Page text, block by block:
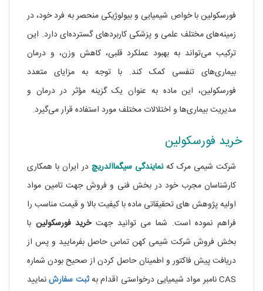
فورسکولین با خواص شیمیایی و بیولوژیکی منحصر به فرد خود، در
زمینه‌های مختلف علمی و پزشکی کاربردهای گسترده‌ای دارد. این
ترکیب می‌تواند به بهبود عملکرد قلبی، کاهش وزن، و درمان
بیماری‌های تنفسی کمک کند. با توجه به مزایای متعدد
فورسکولین، این ماده به عنوان یک گزینه مؤثر در درمان و
مدیریت بیماری‌ها و اختلالات مختلف مورد استفاده قرار می‌گیرد.
خرید فورسکولین
شرکت شیمی مرک کهنمایندگی سیگماآلدریچ در ایران با همکاری
کارشناسان مجرب خود در بخش فنی و فروش جهت تامین مواد
اولیه پژوهش های تحقیقاتی مادهبا کیفیت بالا و قیمت مناسب را
فراهم نموده است. شما می توانید جهتخرید فورسکولین با
بخش فروش شرکت شیمی کهن تماس حاصل بفرمایید و پس از
دریافت پیش فاکتور و اطمینان حاصل کردن از صحیح بودن شماره
CAS نامبر مواد شیمیایی درخواستی اقدام به
ثبت سفارشنمایید